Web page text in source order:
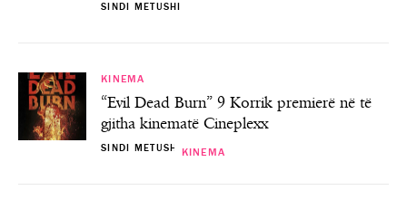
SINDI METUSHI
KINEMA
“Evil Dead Burn” 9 Korrik premierë në të
gjitha kinematë Cineplexx
SINDI METUSHI KINEMA
KINEMA
KINEMA
KINEMA